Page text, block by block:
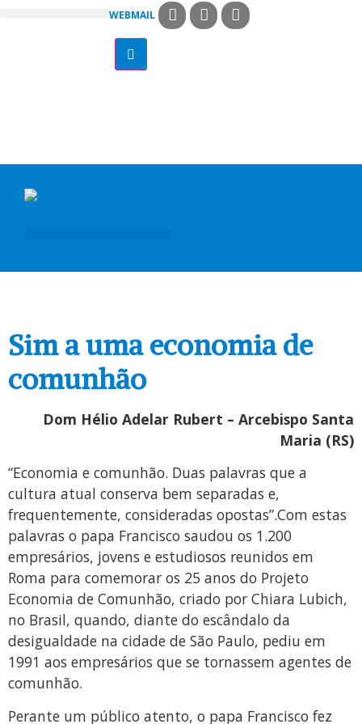
WEBMAIL
Sim a uma economia de
comunhão
Dom Hélio Adelar Rubert – Arcebispo Santa
Maria (RS)
“Economia e comunhão. Duas palavras que a
cultura atual conserva bem separadas e,
frequentemente, consideradas opostas”.Com estas
palavras o papa Francisco saudou os 1.200
empresários, jovens e estudiosos reunidos em
Roma para comemorar os 25 anos do Projeto
Economia de Comunhão, criado por Chiara Lubich,
no Brasil, quando, diante do escândalo da
desigualdade na cidade de São Paulo, pediu em
1991 aos empresários que se tornassem agentes de
comunhão.
Perante um público atento, o papa Francisco fez